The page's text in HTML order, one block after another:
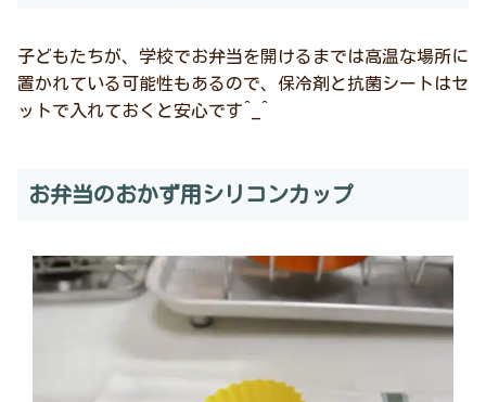
子どもたちが、学校でお弁当を開けるまでは高温な場所に
置かれている可能性もあるので、保冷剤と抗菌シートはセ
ットで入れておくと安心です^_^
お弁当のおかず用シリコンカップ